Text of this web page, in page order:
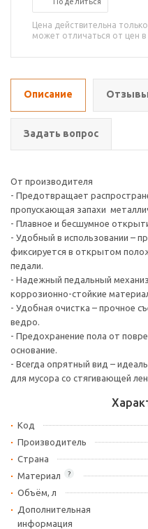
Цена действительна
может отличаться от цен
Описание Отзывы
Задать вопрос
От производителя
- Предотвращает
пропускающая запахи
- Плавное и бесшумное
- Удобный в использовании –
фиксируется в открытом
педали.
- Надежный педальный
коррозионно-стойкие
- Удобная очистка – прочное
ведро.
- Предохранение пола от
основание.
- Всегда опрятный вид –
для мусора со стягивающей
Код
Производитель
Страна
?
Материал
Объём, л
Дополнительная
информация